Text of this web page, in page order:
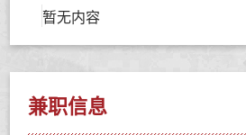
暂无内容
兼职信息